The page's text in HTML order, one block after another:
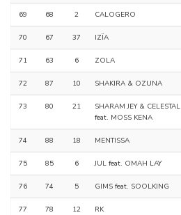
69 68 2 CALOGERO
70 67 37 IZÏA
71 63 6 ZOLA
72 87 10 SHAKIRA & OZUNA
73 80 21
SHARAM JEY & CELESTAL
feat. MOSS KENA
74 88 18 MENTISSA
75 85 6 JUL feat. OMAH LAY
76 74 5 GIMS feat. SOOLKING
77 78 12 RK